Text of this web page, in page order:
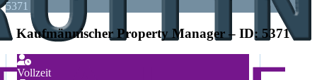
5371
Kaufmännischer Property Manager – ID: 5371
Vollzeit